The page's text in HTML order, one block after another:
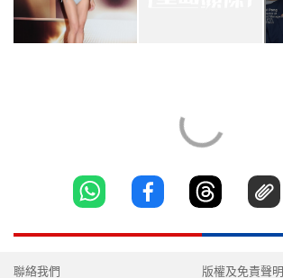
聯絡我們 版權及免責聲明